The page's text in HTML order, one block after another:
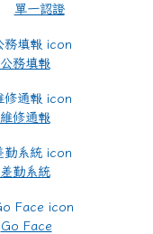
單一認證
公務填報
維修通報
差勤系統
Go Face